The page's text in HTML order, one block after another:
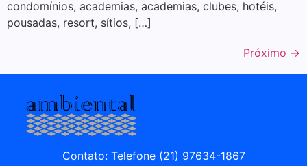
condomínios, academias, academias, clubes, hotéis,
pousadas, resort, sítios, […]
Próximo →
Contato: Telefone (21) 97634-1867